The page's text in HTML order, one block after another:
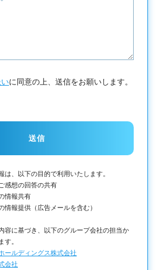
に同意の上、送信をお願いします。
は、以下の目的で利用いたします。
感想の回答の共有
情報共有
情報提供（広告メールを含む）
容に基づき、以下のグループ会社の担当か
す。
ールディングス株式会社
会社